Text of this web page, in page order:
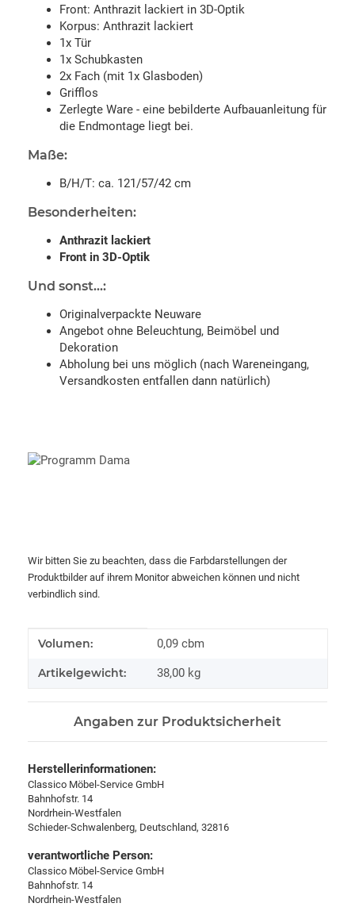
Front: Anthrazit lackiert in 3D-Optik
Korpus: Anthrazit lackiert
1x Tür
1x Schubkasten
2x Fach (mit 1x Glasboden)
Grifflos
Zerlegte Ware - eine bebilderte Aufbauanleitung für
die Endmontage liegt bei.
Maße:
B/H/T: ca. 121/57/42 cm
Besonderheiten:
Anthrazit lackiert
Front in 3D-Optik
Und sonst...:
Originalverpackte Neuware
Angebot ohne Beleuchtung, Beimöbel und
Dekoration
Abholung bei uns möglich (nach Wareneingang,
Versandkosten entfallen dann natürlich)
Wir bitten Sie zu beachten, dass die Farbdarstellungen der
Produktbilder auf ihrem Monitor abweichen können und nicht
verbindlich sind.
Produkteigenschaft
Wert
Volumen: 0,09 cbm
Artikelgewicht: 38,00 kg
Angaben zur Produktsicherheit
Herstellerinformationen:
Classico Möbel-Service GmbH
Bahnhofstr. 14
Nordrhein-Westfalen
Schieder-Schwalenberg, Deutschland, 32816
verantwortliche Person:
Classico Möbel-Service GmbH
Bahnhofstr. 14
Nordrhein-Westfalen